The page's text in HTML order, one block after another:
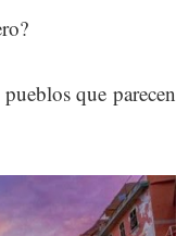
que parecen